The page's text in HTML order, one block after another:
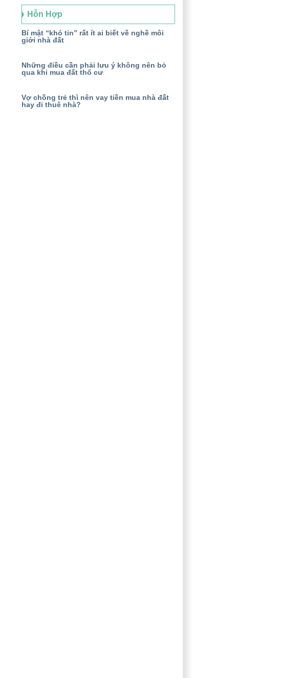
Hỗn Hợp
Bí mật “khó tin” rất ít ai biết về nghề môi
giới nhà đất
Những điều cần phải lưu ý không nên bỏ
qua khi mua đất thổ cư
Vợ chồng trẻ thì nên vay tiền mua nhà đất
hay đi thuê nhà?